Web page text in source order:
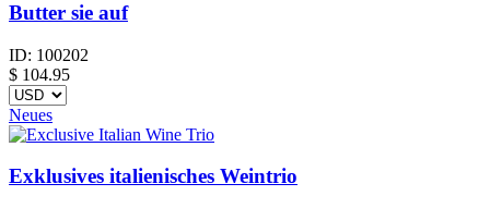
Butter sie auf
ID: 100202
$ 104.95
Neues
Exklusives italienisches Weintrio